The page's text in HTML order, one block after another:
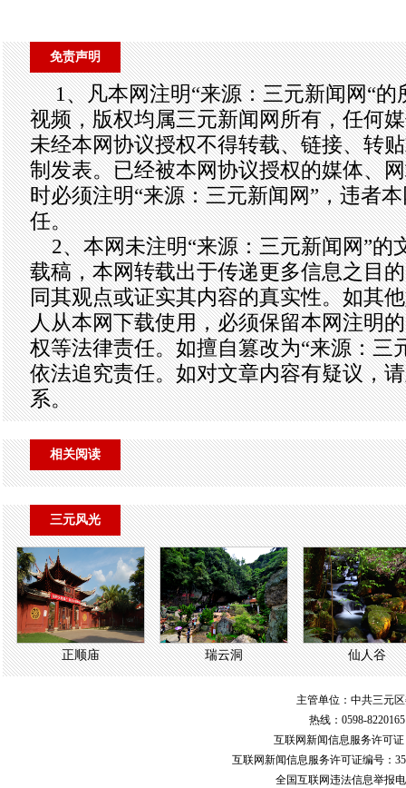
免责声明
1、凡本网注明“来源：三元新闻网“
视频，版权均属三元新闻网所有，任何
未经本网协议授权不得转载、链接、转
制发表。已经被本网协议授权的媒体、
时必须注明“来源：三元新闻网”，违者
任。
2、本网未注明“来源：三元新闻网”的
载稿，本网转载出于传递更多信息之目
同其观点或证实其内容的真实性。如其
人从本网下载使用，必须保留本网注明
权等法律责任。如擅自篡改为“来源：三
依法追究责任。如对文章内容有疑议，
系。
相关阅读
三元风光
正顺庙 瑞云洞 仙人谷
主管单位：中共三元
热线：0598-
互联网新闻信息服务许可证
互联网新闻信息服务许可证编号：
全国互联网违法信息举报